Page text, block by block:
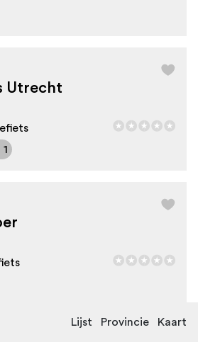
Utrecht
1
Lijst Provincie Kaart